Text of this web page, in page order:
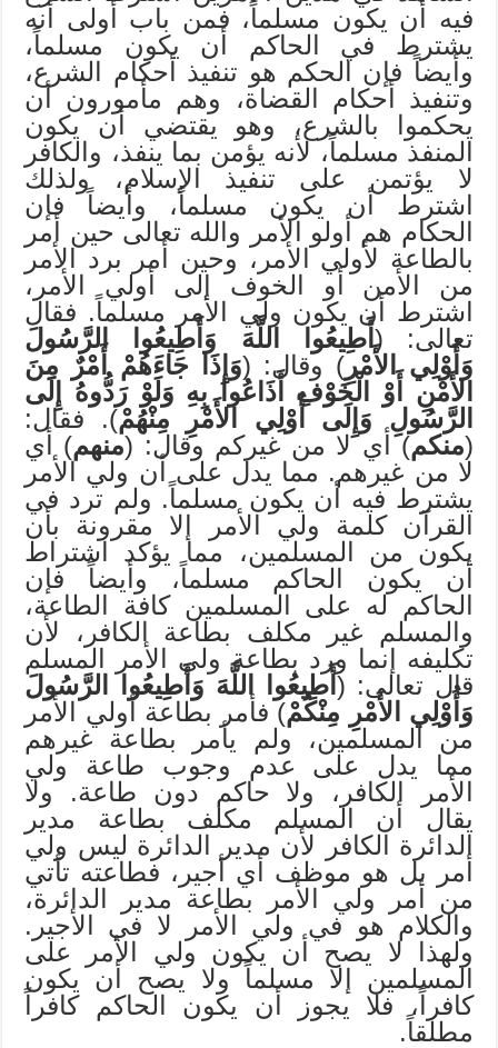
فيه أن يكون مسلماً، فمن باب أولى أنه
يشترط في الحاكم أن يكون مسلماً،
وأيضاً فإن الحكم هو تنفيذ أحكام الشرع،
وتنفيذ أحكام القضاة، وهم مأمورون أن
يحكموا بالشرع، وهو يقتضي أن يكون
المنفذ مسلماً، لأنه يؤمن بما ينفذ، والكافر
لا يؤتمن على تنفيذ الإسلام، ولذلك
اشترط أن يكون مسلماً، وأيضاً فإن
الحكام هم أولو الأمر والله تعالى حين أمر
بالطاعة لأولي الأمر، وحين أمر برد الأمر
من الأمن أو الخوف إلى أولي الأمر،
اشترط أن يكون ولي الأمر مسلماً. فقال
تعالى: (أَطِيعُوا اللَّهَ وَأَطِيعُوا الرَّسُولَ
وَأُوْلِي الأَمْرِ) وقال: (وَإِذَا جَاءَهُمْ أَمْرٌ مِنَ
الأَمْنِ أَوْ الْخَوْفِ أَذَاعُوا بِهِ وَلَوْ رَدُّوهُ إِلَى
الرَّسُولِ وَإِلَى أُوْلِي الأَمْرِ مِنْهُمْ). فقال:
(منكم) أي لا من غيركم وقال: (منهم) أي
لا من غيرهم. مما يدل على أن ولي الأمر
يشترط فيه أن يكون مسلماً. ولم ترد في
القرآن كلمة ولي الأمر إلا مقرونة بأن
يكون من المسلمين، مما يؤكد اشتراط
أن يكون الحاكم مسلماً، وأيضاً فإن
الحاكم له على المسلمين كافة الطاعة،
والمسلم غير مكلف بطاعة الكافر، لأن
تكليفه إنما ورد بطاعة ولي الأمر المسلم
قال تعالى: (أَطِيعُوا اللَّهَ وَأَطِيعُوا الرَّسُولَ
وَأُوْلِي الأَمْرِ مِنْكُمْ) فأمر بطاعة أولي الأمر
من المسلمين، ولم يأمر بطاعة غيرهم
مما يدل على عدم وجوب طاعة ولي
الأمر الكافر، ولا حاكم دون طاعة. ولا
يقال أن المسلم مكلف بطاعة مدير
الدائرة الكافر لأن مدير الدائرة ليس ولي
أمر بل هو موظف أي أجير، فطاعته تأتي
من أمر ولي الأمر بطاعة مدير الدائرة،
والكلام هو في ولي الأمر لا في الأجير.
ولهذا لا يصح أن يكون ولي الأمر على
المسلمين إلا مسلماً ولا يصح أن يكون
كافراً، فلا يجوز أن يكون الحاكم كافراً
مطلقاً.